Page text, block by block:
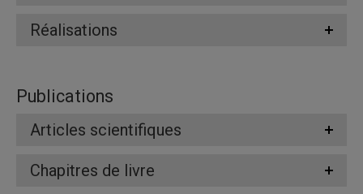
Réalisations
Publications
Articles scientifiques
Chapitres de livre